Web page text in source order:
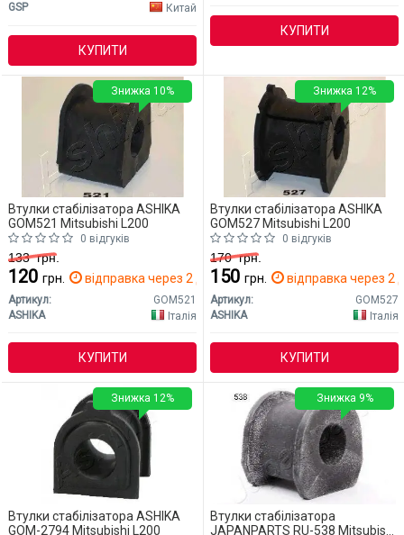
GSP
Китай
КУПИТИ
КУПИТИ
Втулки стабілізатора ASHIKA
GOM521 Mitsubishi L200
0 відгуків
133грн.
120 грн. відправка через 2 дн.
Артикул:
GOM521
ASHIKA
Італія
КУПИТИ
Знижка 10%
Втулки стабілізатора ASHIKA
GOM527 Mitsubishi L200
0 відгуків
170грн.
150 грн. відправка через 2
Артикул:
GOM527
ASHIKA
Італія
КУПИТИ
Знижка 12%
Втулки стабілізатора ASHIKA
GOM-2794 Mitsubishi L200
Знижка 12%
Втулки стабілізатора
JAPANPARTS RU-538 Mitsubishi
Знижка 9%